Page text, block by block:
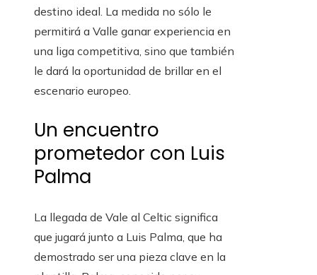
destino ideal. La medida no sólo le
permitirá a Valle ganar experiencia en
una liga competitiva, sino que también
le dará la oportunidad de brillar en el
escenario europeo.
Un encuentro
prometedor con Luis
Palma
La llegada de Vale al Celtic significa
que jugará junto a Luis Palma, que ha
demostrado ser una pieza clave en la